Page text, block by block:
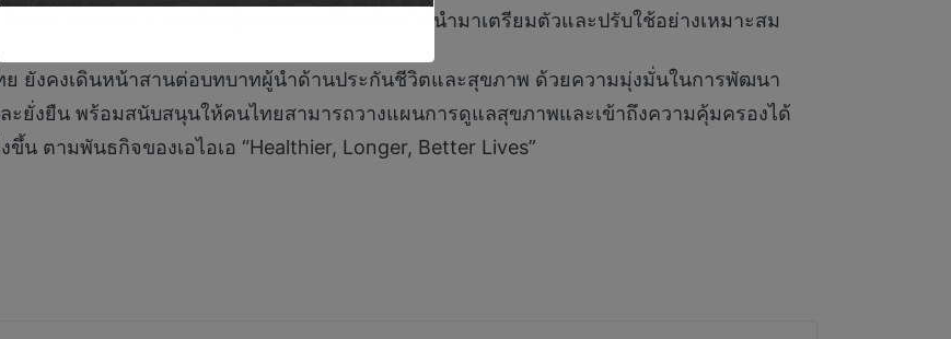
หารมากประสบกาณ์ เพื่อเป็นแนวทางให้คนไทยได้นำมาเตรียมตัวและปรับใช้อย่างเหมาะสม
ทย ยังคงเดินหน้าสานต่อบทบาทผู้นำด้านประกันชีวิตและสุขภาพ ด้วยความมุ่งมั่นในการพัฒนา
ะยั่งยืน พร้อมสนับสนุนให้คนไทยสามารถวางแผนการดูแลสุขภาพและเข้าถึงความคุ้มครองได้
ตามพันธกิจของเอไอเอ “Healthier, Longer, Better Lives”